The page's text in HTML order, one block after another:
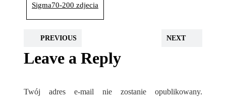
Sigma70-200 zdjecia
PREVIOUS NEXT
Leave a Reply
Twój adres e-mail nie zostanie opublikowany.